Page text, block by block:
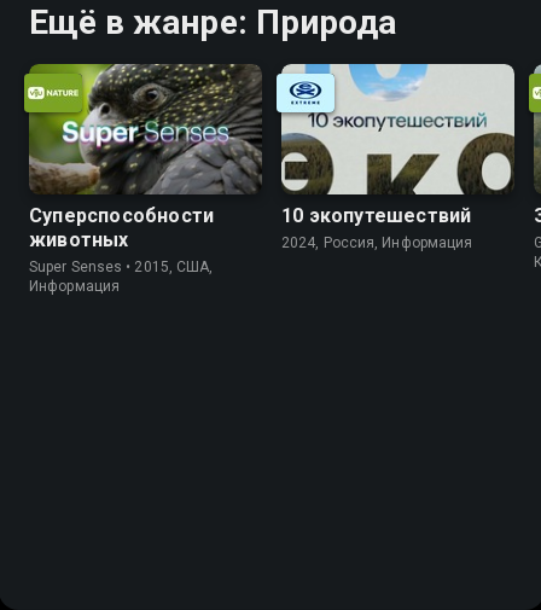
Ещё в жанре: Природа
Суперспособности
животных
Super Senses • 2015, США,
Информация
10 экопутешествий
2024, Россия, Информация